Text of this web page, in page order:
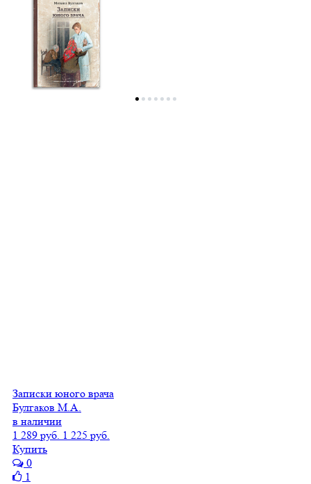
Записки юного врача
Булгаков М.А.
в наличии
1 289 руб. 1 225 руб.
Купить
0
1